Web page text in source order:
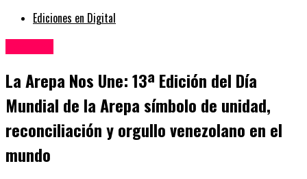
Ediciones en Digital
La Arepa Nos Une: 13ª Edición del Día
Mundial de la Arepa símbolo de unidad,
reconciliación y orgullo venezolano en el
mundo